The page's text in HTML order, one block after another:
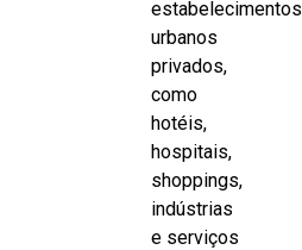
estabelecimentos
urbanos
privados,
como
hotéis,
hospitais,
shoppings,
indústrias
e serviços